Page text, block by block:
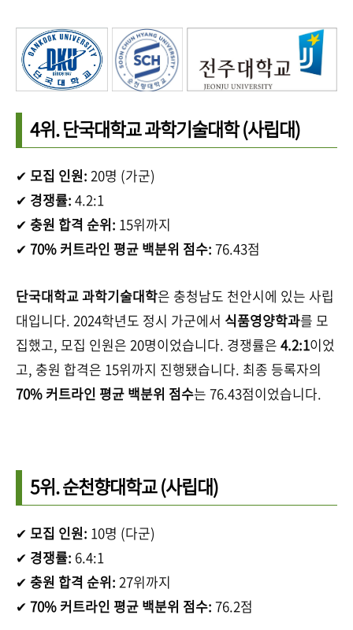
4위.단국대학교 과학기술대학(사립대)
✔ 모집 인원: 20명 (가군)
✔ 경쟁률: 4.2:1
✔ 충원 합격 순위: 15위까지
✔ 70% 커트라인 평균 백분위 점수: 76.43점
단국대학교 과학기술대학은 충청남도 천안시에 있는 사립
대입니다. 2024학년도 정시 가군에서 식품영양학과를 모
집했고, 모집 인원은 20명이었습니다. 경쟁률은 4.2:1이었
고, 충원 합격은 15위까지 진행됐습니다. 최종 등록자의
70% 커트라인 평균 백분위 점수는 76.43점이었습니다.
5위.순천향대학교(사립대)
✔ 모집 인원: 10명 (다군)
✔ 경쟁률: 6.4:1
✔ 충원 합격 순위: 27위까지
✔ 70% 커트라인 평균 백분위 점수: 76.2점